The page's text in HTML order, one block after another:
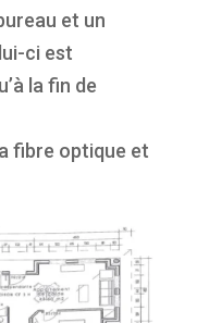
et un
ci est
la fin de
fibre optique et